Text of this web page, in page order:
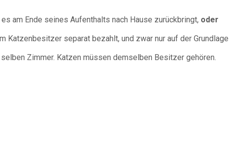
am Ende seines Aufenthalts nach Hause zurückbringt, oder
separat bezahlt, und zwar nur auf der Grundlage
Zimmer. Katzen müssen demselben Besitzer gehören.